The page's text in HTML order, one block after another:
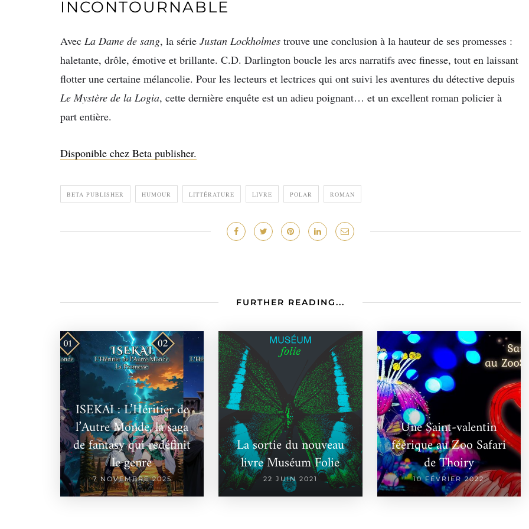
INCONTOURNABLE
Avec La Dame de sang, la série Justan Lockholmes trouve une conclusion à la hauteur de ses promesses :
haletante, drôle, émotive et brillante. C.D. Darlington boucle les arcs narratifs avec finesse, tout en laissant
flotter une certaine mélancolie. Pour les lecteurs et lectrices qui ont suivi les aventures du détective depuis
Le Mystère de la Logia, cette dernière enquête est un adieu poignant… et un excellent roman policier à
part entière.
Disponible chez Beta publisher.
BETA PUBLISHER HUMOUR LITTÉRATURE LIVRE POLAR ROMAN
FURTHER READING...
ISEKAI : L’Héritier de
l’Autre Monde, la saga
de fantasy qui redéfinit
le genre
7 NOVEMBRE 2025
La sortie du nouveau
livre Muséum Folie
22 JUIN 2021
Une Saint-valentin
féérique au Zoo Safari
de Thoiry
10 FÉVRIER 2022